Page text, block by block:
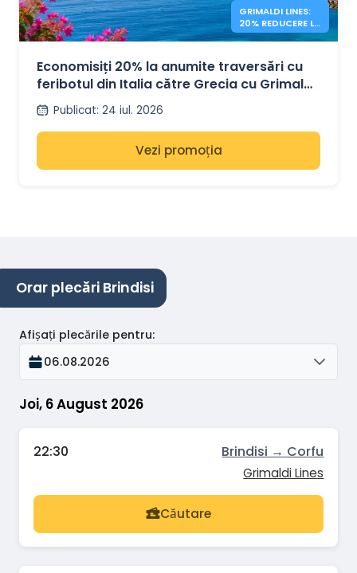
GRIMALDI LINES:
20% REDUCERE LA
FERIBOTURILE
Economisiți 20% la anumite traversări cu
feribotul din Italia către Grecia cu Grimaldi
LinesPublicat: 24 iul. 2026
Vezi promoția
Orar plecări Brindisi
Joi, 6 August 2026
Afișați plecările pentru:
06.08.2026
22:30 Brindisi → Corfu
Grimaldi Lines
Căutare